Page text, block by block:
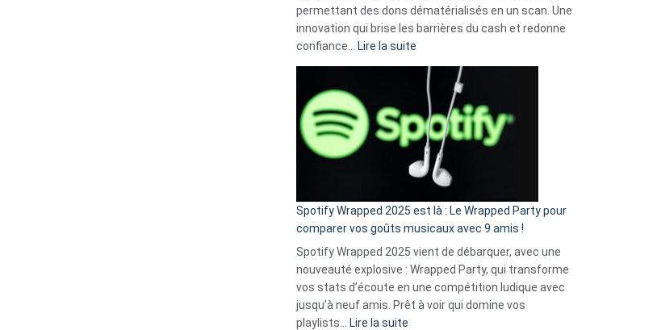
permettant des dons dématérialisés en un scan. Une
innovation qui brise les barrières du cash et redonne
confiance…
Lire la suite
l’excuse
je
n’ai
pas
de
cash
»
Solly
change
la
vie
Spotify Wrapped 2025 est là : Le Wrapped Party pour
comparer vos goûts musicaux avec 9 amis !
Spotify Wrapped 2025 vient de débarquer, avec une
nouveauté explosive : Wrapped Party, qui transforme
vos stats d’écoute en une compétition ludique avec
jusqu’à neuf amis. Prêt à voir qui domine vos
playlists…
Lire la suite